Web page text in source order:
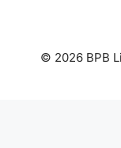
© 2026 BPB